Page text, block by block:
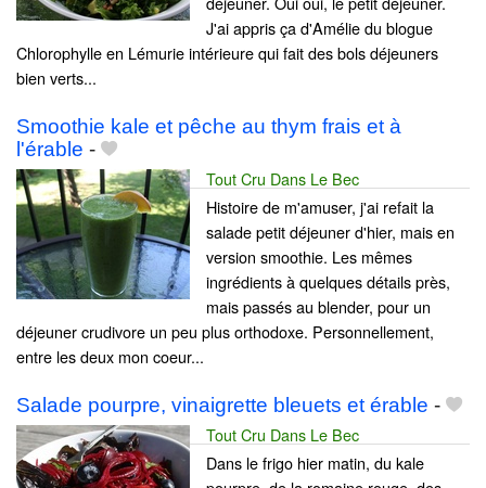
J'ai appris ça d'Amélie du blogue
Chlorophylle en Lémurie intérieure qui fait des bols déjeuners
bien verts...
Smoothie kale et pêche au thym frais et à
l'érable -
Tout Cru Dans Le Bec
Histoire de m'amuser, j'ai refait la
salade petit déjeuner d'hier, mais en
version smoothie. Les mêmes
ingrédients à quelques détails près,
mais passés au blender, pour un
déjeuner crudivore un peu plus orthodoxe. Personnellement,
entre les deux mon coeur...
Salade pourpre, vinaigrette bleuets et érable -
Tout Cru Dans Le Bec
Dans le frigo hier matin, du kale